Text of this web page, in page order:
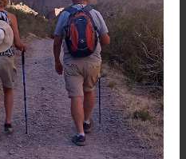
estrella
y el Cañadón
a pie siguiendo